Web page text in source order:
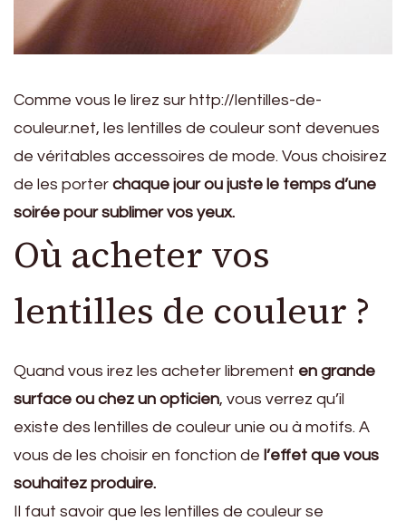
Comme vous le lirez sur http://lentilles-de-
couleur.net, les lentilles de couleur sont devenues
de véritables accessoires de mode. Vous choisirez
de les porter chaque jour ou juste le temps d’une
soirée pour sublimer vos yeux.
Où acheter vos
lentilles de couleur ?
Quand vous irez les acheter librement en grande
surface ou chez un opticien, vous verrez qu’il
existe des lentilles de couleur unie ou à motifs. A
vous de les choisir en fonction de l’effet que vous
souhaitez produire.
Il faut savoir que les lentilles de couleur se